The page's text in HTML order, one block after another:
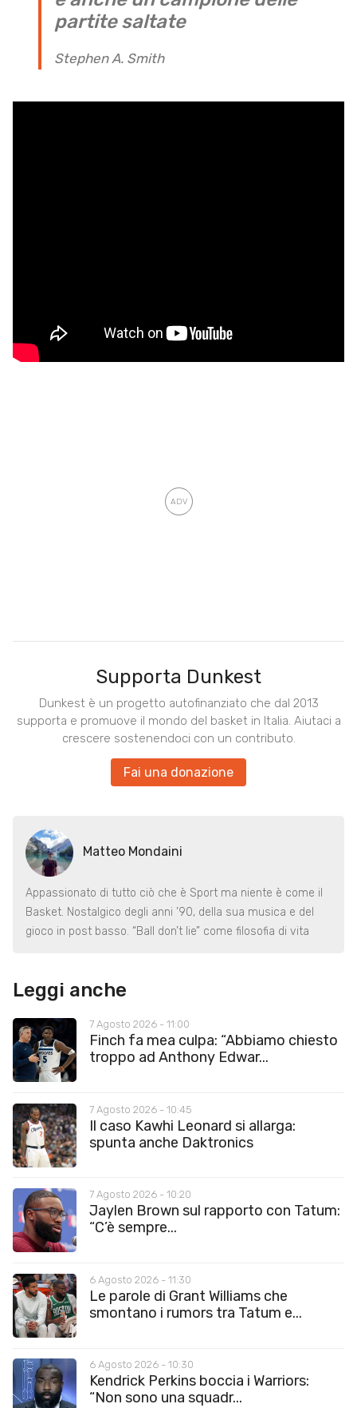
partite saltate
Stephen A. Smith
Supporta Dunkest
Dunkest è un progetto autofinanziato che dal 2013
supporta e promuove il mondo del basket in Italia. Aiutaci a
crescere sostenendoci con un contributo.
Fai una donazione
Matteo Mondaini
Appassionato di tutto ciò che è Sport ma niente è come il
Basket. Nostalgico degli anni ’90, della sua musica e del
gioco in post basso. “Ball don’t lie” come filosofia di vita
Leggi anche
7 Agosto 2026 - 11:00
Finch fa mea culpa: “Abbiamo chiesto
troppo ad Anthony Edwar...
7 Agosto 2026 - 10:45
Il caso Kawhi Leonard si allarga:
spunta anche Daktronics
7 Agosto 2026 - 10:20
Jaylen Brown sul rapporto con Tatum:
“C’è sempre...
6 Agosto 2026 - 11:30
Le parole di Grant Williams che
smontano i rumors tra Tatum e...
6 Agosto 2026 - 10:30
Kendrick Perkins boccia i Warriors:
“Non sono una squadr...